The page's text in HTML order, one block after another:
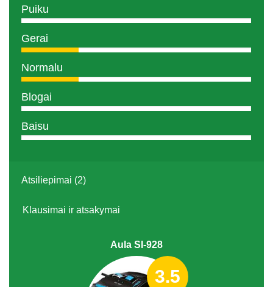
Puiku
Gerai
Normalu
Blogai
Baisu
Atsiliepimai (2)
Klausimai ir atsakymai
Aula SI-928
3.5